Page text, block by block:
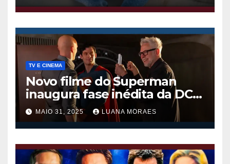
TV E CINEMA
Novo filme do Superman
inaugura fase inédita da DC
nos cinemas
MAIO 31, 2025 LUANA MORAES